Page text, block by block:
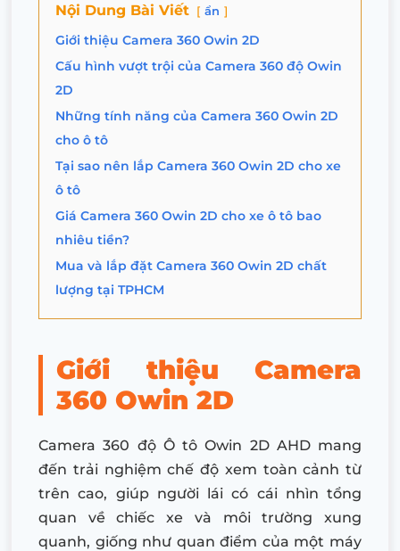
Nội Dung Bài Viết ẩn
Giới thiệu Camera 360 Owin 2D
Cấu hình vượt trội của Camera 360 độ Owin
2D
Những tính năng của Camera 360 Owin 2D
cho ô tô
Tại sao nên lắp Camera 360 Owin 2D cho xe
ô tô
Giá Camera 360 Owin 2D cho xe ô tô bao
nhiêu tiền?
Mua và lắp đặt Camera 360 Owin 2D chất
lượng tại TPHCM
Giới thiệu Camera
360 Owin 2D
Camera 360 độ Ô tô Owin 2D AHD mang
đến trải nghiệm chế độ xem toàn cảnh từ
trên cao, giúp người lái có cái nhìn tổng
quan về chiếc xe và môi trường xung
quanh, giống như quan điểm của một máy